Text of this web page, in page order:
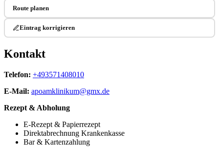
Route planen
Eintrag korrigieren
Kontakt
Telefon: +493571408010
E-Mail: apoamklinikum@gmx.de
Rezept & Abholung
E-Rezept & Papierrezept
Direktabrechnung Krankenkasse
Bar & Kartenzahlung